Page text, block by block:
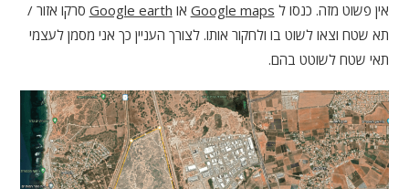
אין פשוט מזה. כנסו ל Google maps או Google earth סרקו אזור /
תא שטח וצאו לשוט בו ולחקור אותו. לצורך העניין כך אני מסמן לעצמי
תאי שטח לשוטט בהם.